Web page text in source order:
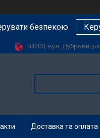
безпекою
04200, вул.
Доставка та оплата